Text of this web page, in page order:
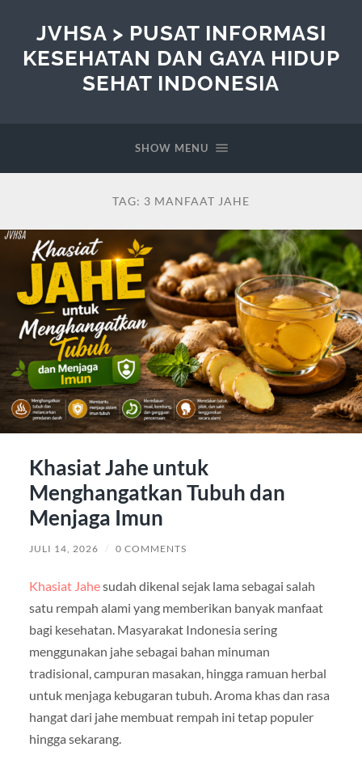
JVHSA > PUSAT INFORMASI
KESEHATAN DAN GAYA HIDUP
SEHAT INDONESIA
SHOW MENU
TAG: 3 MANFAAT JAHE
Khasiat Jahe untuk
Menghangatkan Tubuh dan
Menjaga Imun
JULI 14, 2026 / 0 COMMENTS
Khasiat Jahesudah dikenal sejak lama sebagai salah
satu rempah alami yang memberikan banyak manfaat
bagi kesehatan. Masyarakat Indonesia sering
menggunakan jahe sebagai bahan minuman
tradisional, campuran masakan, hingga ramuan herbal
untuk menjaga kebugaran tubuh. Aroma khas dan rasa
hangat dari jahe membuat rempah ini tetap populer
hingga sekarang.